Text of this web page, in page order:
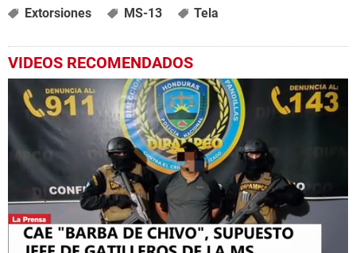
Extorsiones MS-13 Tela
VIDEOS RECOMENDADOS